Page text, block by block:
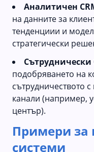
Аналитичен
на данните за
тенденциии и
стратегически
Сътруднически
подобряването на
сътрудничеството
канали (например,
център).
Примери за
системи